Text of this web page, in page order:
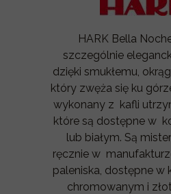
HARK Bella
szczególnie
dzięki smukłemu,
który zwęża się ku
wykonany z kafli
które są dostępne w
lub białym. Są
ręcznie w
paleniska, dostępne w
chromowanym i